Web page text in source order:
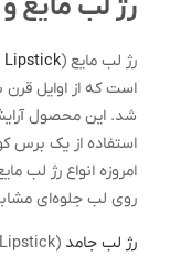
رژ لب مایع
رژ لب مایع (Lipstick
است که از اوایل قرن
شد. این محصول
استفاده از یک
امروزه انواع رژ لب
روی لب جلوه‌ای
رژ لب جامد